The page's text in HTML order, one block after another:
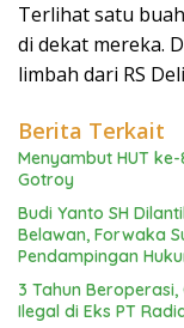
Terlihat satu
di dekat mereka.
limbah dari RS
Berita Terkait
Menyambut HUT ke-
Gotroy
Budi Yanto SH
Belawan, Forwaka
Pendampingan
3 Tahun
Ilegal di Eks PT